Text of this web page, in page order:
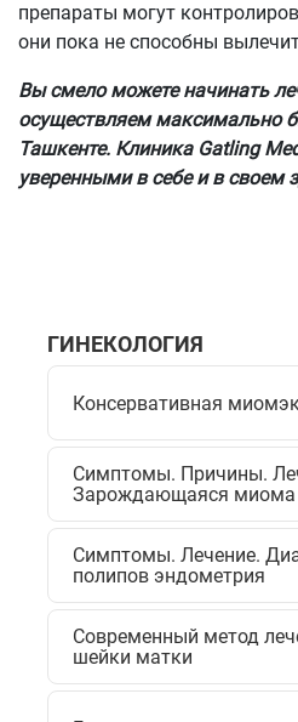
препараты могут
они пока не способны
Вы смело можете начинать
осуществляем максимально
Ташкенте. Клиника Gatling
уверенными в себе и в своем
ГИНЕКОЛОГИЯ
Консервативная
Симптомы. Причины.
Зарождающаяся миома
Симптомы. Лечение.
полипов эндометрия
Современный метод
шейки матки